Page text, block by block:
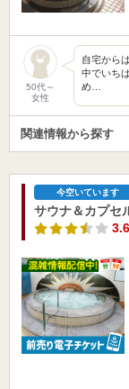
50代～
女性
自宅から
中でいち
め…
関連情報から探す
今空いています
サウナ＆カプセ